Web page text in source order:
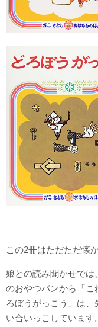
この2冊はただただ懐か
娘との読み聞かせでは
のおやつパンから「
ろぼうがっこう」は
い合いっこしています。